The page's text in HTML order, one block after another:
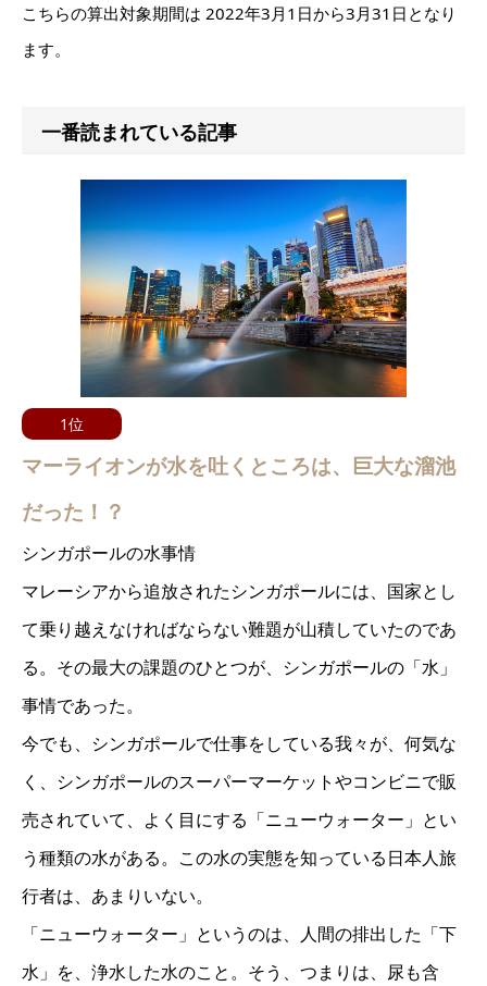
こちらの算出対象期間は 2022年3月1日から3月31日となり
ます。
一番読まれている記事
1位
マーライオンが水を吐くところは、巨大な溜池
だった！？
シンガポールの水事情
マレーシアから追放されたシンガポールには、国家とし
て乗り越えなければならない難題が山積していたのであ
る。その最大の課題のひとつが、シンガポールの「水」
事情であった。
今でも、シンガポールで仕事をしている我々が、何気な
く、シンガポールのスーパーマーケットやコンビニで販
売されていて、よく目にする「ニューウォーター」とい
う種類の水がある。この水の実態を知っている日本人旅
行者は、あまりいない。
「ニューウォーター」というのは、人間の排出した「下
水」を、浄水した水のこと。そう、つまりは、尿も含